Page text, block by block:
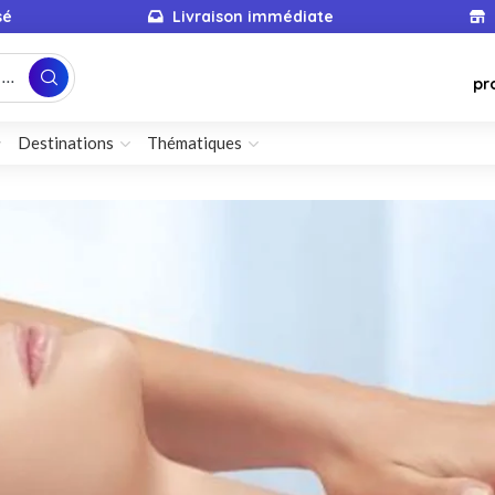
Livraison immédiate
Destinations Thématiques